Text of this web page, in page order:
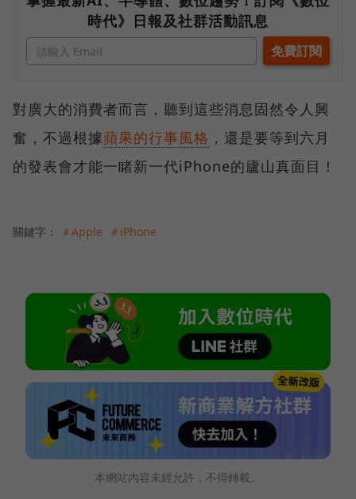
時代》日報及社群活動訊息
對廣大的消費者而言，聽到這些消息固然令人興
奮，不過根據蘋果的行事風格 ，還是要等到六月
的發表會才能一睹新一代iPhone的廬山真面目！
關鍵字： ＃Apple ＃iPhone
本網站內容未經允許，不得轉載。